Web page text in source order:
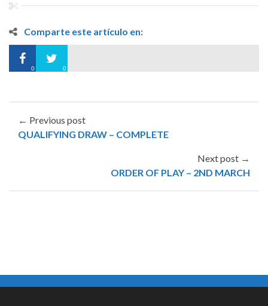
Comparte este artículo en:
0 0
← Previous post
QUALIFYING DRAW – COMPLETE
Next post →
ORDER OF PLAY – 2ND MARCH